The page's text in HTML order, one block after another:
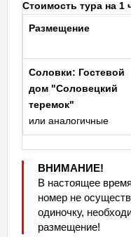
Стоимость тура на 1
Размещение
Соловки: Гостевой
дом "Соловецкий
теремок"
или аналогичные
ВНИМАНИЕ!
В настоящее
номер не
одиночку,
размещение!